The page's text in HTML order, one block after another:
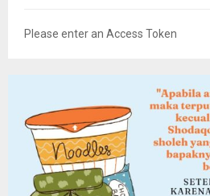
Please enter an Access Token